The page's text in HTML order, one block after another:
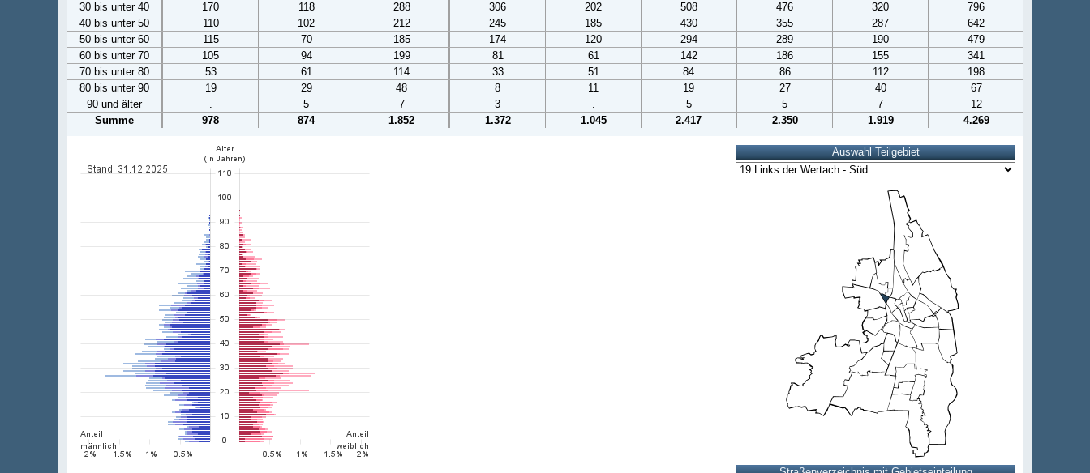
30 bis unter 40
170 118 288 306 202 508 476 320
796
40 bis unter 50
110 102 212 245 185 430 355 287
642
50 bis unter 60
115 70 185 174 120 294 289 190
479
60 bis unter 70
105 94 199 81 61 142 186 155
341
70 bis unter 80
53 61 114 33 51 84 86 112
198
80 bis unter 90
19 29 48 8 11 19 27 40
67
90 und älter
. 5 7 3 . 5 5 7
12
Summe
978 874 1.852 1.372 1.045 2.417 2.350 1.919 4.269